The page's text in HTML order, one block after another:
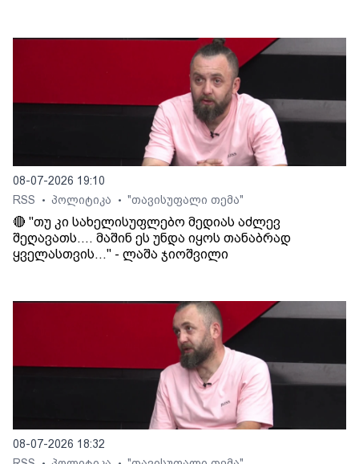
08-07-2026 19:10
RSS
• პოლიტიკა • "თავისუფალი თემა"
🔴 "თუ კი სახელისუფლებო მედიას აძლევ
შეღავათს.... მაშინ ეს უნდა იყოს თანაბრად
ყველასთვის..." - ლაშა ჯიოშვილი
08-07-2026 18:32